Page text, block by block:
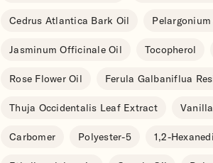
Cedrus Atlantica Bark Oil
Jasminum Officinale Oil Tocopherol
Rose Flower Oil Ferula Galbaniflua
Thuja Occidentalis Leaf Extract
Carbomer Polyester-5 1,2-